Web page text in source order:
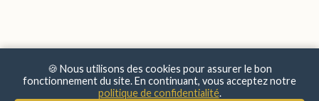
🍪 Nous utilisons des cookies pour assurer le bon
fonctionnement du site. En continuant, vous acceptez notre
politique de confidentialité.